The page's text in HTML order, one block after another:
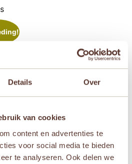
Details Over
van cookies
content en advertenties te
voor social media te bieden
te analyseren. Ook delen we
–
Janod Brico’kids – DIY
magnetische trolley
91,95